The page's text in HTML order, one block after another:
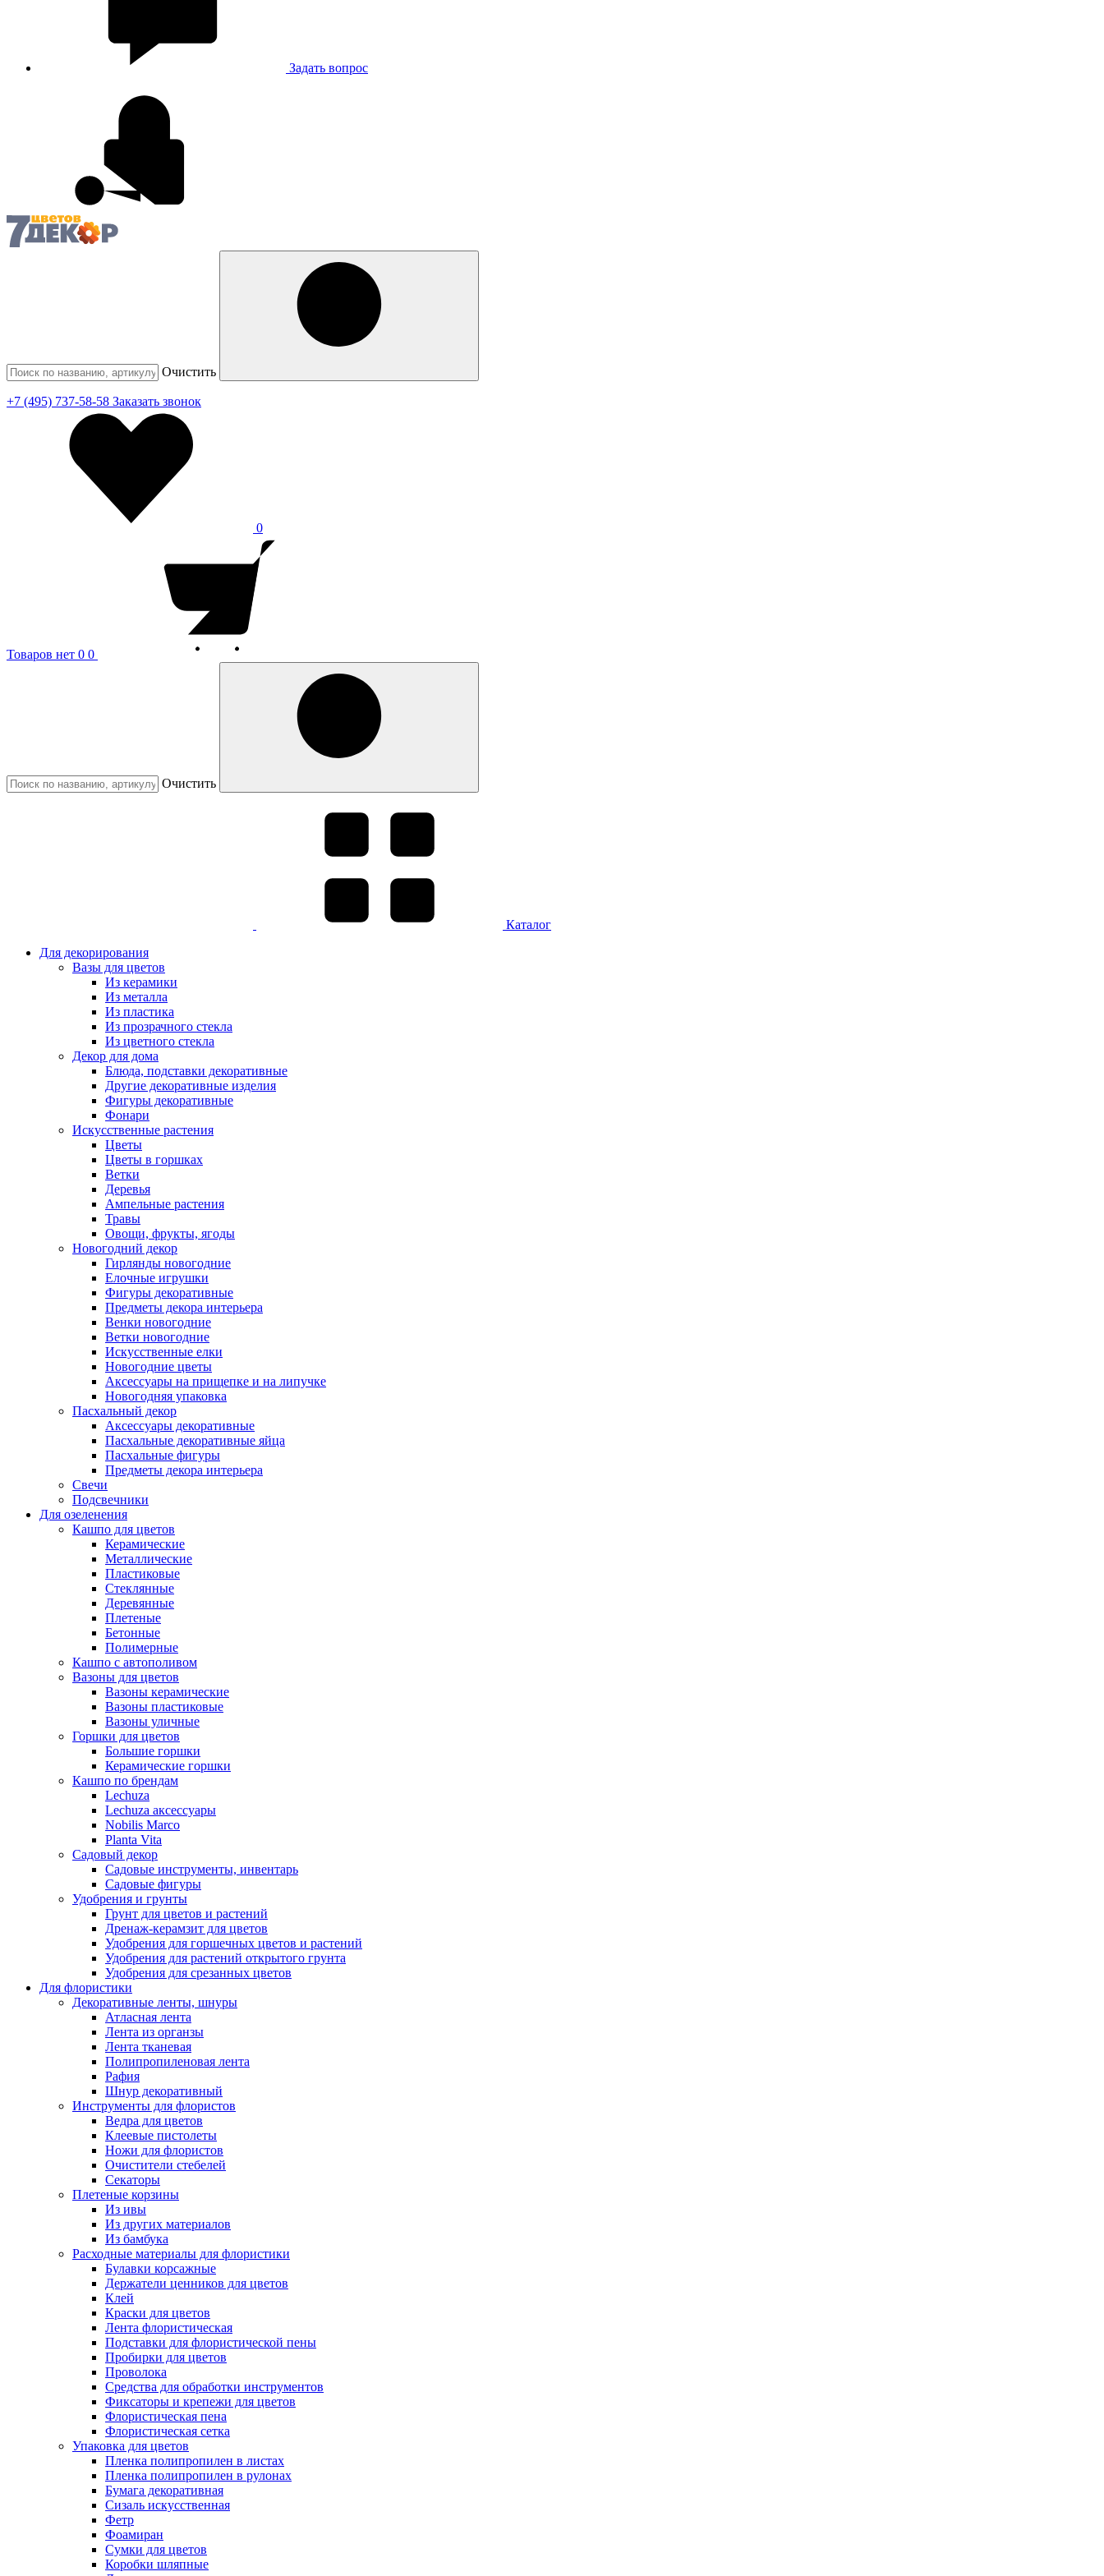
Задать вопрос
Очистить
+7 (495) 737-58-58 Заказать звонок
0
Товаров нет 0 0
Очистить
Каталог
Для декорирования
Вазы для цветов
Из керамики
Из металла
Из пластика
Из прозрачного стекла
Из цветного стекла
Декор для дома
Блюда, подставки декоративные
Другие декоративные изделия
Фигуры декоративные
Фонари
Искусственные растения
Цветы
Цветы в горшках
Ветки
Деревья
Ампельные растения
Травы
Овощи, фрукты, ягоды
Новогодний декор
Гирлянды новогодние
Елочные игрушки
Фигуры декоративные
Предметы декора интерьера
Венки новогодние
Ветки новогодние
Искусственные елки
Новогодние цветы
Аксессуары на прищепке и на липучке
Новогодняя упаковка
Пасхальный декор
Аксессуары декоративные
Пасхальные декоративные яйца
Пасхальные фигуры
Предметы декора интерьера
Свечи
Подсвечники
Для озеленения
Кашпо для цветов
Керамические
Металлические
Пластиковые
Стеклянные
Деревянные
Плетеные
Бетонные
Полимерные
Кашпо с автополивом
Вазоны для цветов
Вазоны керамические
Вазоны пластиковые
Вазоны уличные
Горшки для цветов
Большие горшки
Керамические горшки
Кашпо по брендам
Lechuza
Lechuza аксессуары
Nobilis Marco
Planta Vita
Садовый декор
Садовые инструменты, инвентарь
Садовые фигуры
Удобрения и грунты
Грунт для цветов и растений
Дренаж-керамзит для цветов
Удобрения для горшечных цветов и растений
Удобрения для растений открытого грунта
Удобрения для срезанных цветов
Для флористики
Декоративные ленты, шнуры
Атласная лента
Лента из органзы
Лента тканевая
Полипропиленовая лента
Рафия
Шнур декоративный
Инструменты для флористов
Ведра для цветов
Клеевые пистолеты
Ножи для флористов
Очистители стебелей
Секаторы
Плетеные корзины
Из ивы
Из других материалов
Из бамбука
Расходные материалы для флористики
Булавки корсажные
Держатели ценников для цветов
Клей
Краски для цветов
Лента флористическая
Подставки для флористической пены
Пробирки для цветов
Проволока
Средства для обработки инструментов
Фиксаторы и крепежи для цветов
Флористическая пена
Флористическая сетка
Упаковка для цветов
Пленка полипропилен в листах
Пленка полипропилен в рулонах
Бумага декоративная
Сизаль искусственная
Фетр
Фоамиран
Сумки для цветов
Коробки шляпные